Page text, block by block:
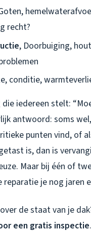
recht?
, Doorbuiging,
conditie,
die iedereen stelt:
antwoord: soms
punten vind, of
is, dan is
Maar bij één of
reparatie je nog jaren
de staat van je
een gratis inspectie